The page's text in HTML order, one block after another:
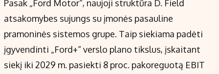
Pasak „Ford Motor“, naujoji struktūra D. Field
atsakomybes sujungs su įmonės pasauline
pramoninės sistemos grupe. Taip siekiama padėti
įgyvendinti „Ford+“ verslo plano tikslus, įskaitant
siekį iki 2029 m. pasiekti 8 proc. pakoreguotą EBIT